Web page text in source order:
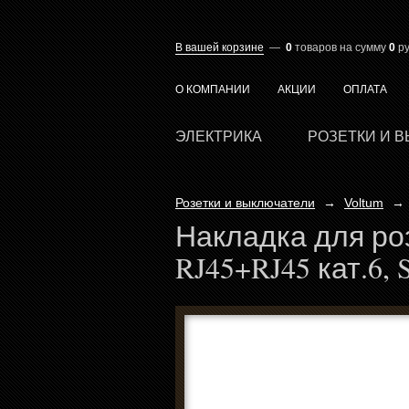
В вашей корзине — 0 товаров на сумму 0
О КОМПАНИИ АКЦИИ ОПЛАТА
ЭЛЕКТРИКА РОЗЕТКИ И
Розетки и выключатели → Voltum →
Накладка для
RJ45+RJ45